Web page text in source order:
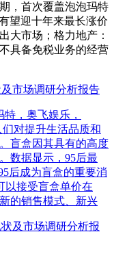
，首次覆盖泡泡玛特
望迎十年来最长涨价
大市场；格力地产：
具备免税业务的经营
市场调研分析报告
，奥飞娱乐，
们对提升生活品质和
盲盒因其具有的高度
数据显示，95后最
后成为盲盒的重要消
以接受盲盒单价在
的销售模式、新兴